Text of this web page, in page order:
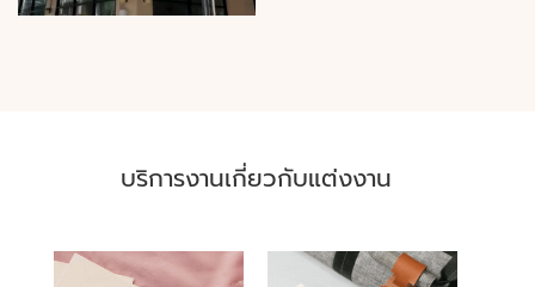
บริการงานเกี่ยวกับแต่งงาน